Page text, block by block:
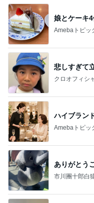
娘とケーキ
Amebaトピッ
悲しすぎて
クロオフィシ
ハイブラン
Amebaトピッ
ありがとう
市川團十郎白